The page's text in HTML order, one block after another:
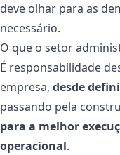
deve olhar para as
necessário.
O que o setor
É responsabilidade
empresa, desde
passando pela
para a melhor
operacional.